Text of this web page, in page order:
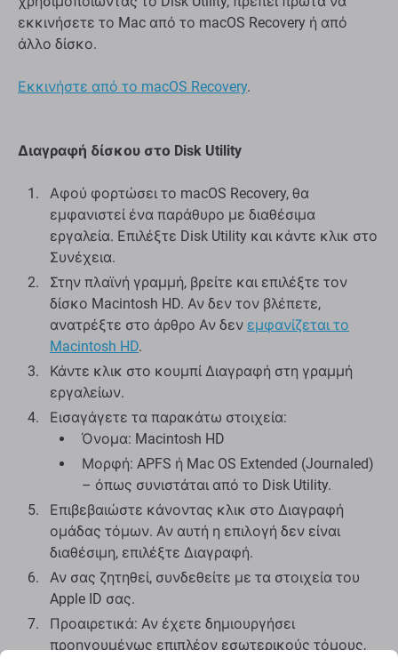
εκκινήσετε το Mac από το macOS Recovery ή από
άλλο δίσκο.
Εκκινήστε από το macOS Recovery.
Διαγραφή δίσκου στο Disk Utility
Αφού φορτώσει το macOS Recovery, θα
εμφανιστεί ένα παράθυρο με διαθέσιμα
εργαλεία. Επιλέξτε Disk Utility και κάντε κλικ στο
Συνέχεια.
Στην πλαϊνή γραμμή, βρείτε και επιλέξτε τον
δίσκο Macintosh HD. Αν δεν τον βλέπετε,
ανατρέξτε στο άρθρο Αν δεν εμφανίζεται το
Macintosh HD.
Κάντε κλικ στο κουμπί Διαγραφή στη γραμμή
εργαλείων.
Εισαγάγετε τα παρακάτω στοιχεία:
Όνομα: Macintosh HD
Μορφή: APFS ή Mac OS Extended (Journaled)
– όπως συνιστάται από το Disk Utility.
Επιβεβαιώστε κάνοντας κλικ στο Διαγραφή
ομάδας τόμων. Αν αυτή η επιλογή δεν είναι
διαθέσιμη, επιλέξτε Διαγραφή.
Αν σας ζητηθεί, συνδεθείτε με τα στοιχεία του
Apple ID σας.
Προαιρετικά: Αν έχετε δημιουργήσει
προηγουμένως επιπλέον εσωτερικούς τόμους,